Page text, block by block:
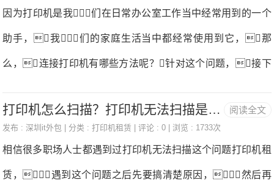
务器运维、打印机传真机加粉换硒鼓、笔
记本、一体机租赁、二手电脑回收，业务
覆盖全区以下各个街道和社区：桂园街
因为打印机是我们在日常办公室工作当中经常用到的一个
助手，我们的家庭生活当中都经常使用到它，那
么，连接打印机有哪些方法呢？针对这个问题，接下
（福昕智慧打印适用于家庭/个人打印、企业/团队打印、设备
阅读全文
打印机怎么扫描？打印机无法扫描是什么原因？
发布 : 深圳it外包 | 分类 :打印机租赁 | 评论 : 0 | 浏览 : 1733次
相信很多职场人士都遇到过打印机无法扫描这个问题打印机租
赁，遇到这个问题之后先要搞清楚原因，然后再